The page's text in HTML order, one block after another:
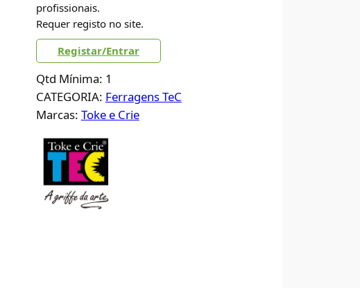
profissionais.
Requer registo no site.
Registar/Entrar
Qtd Mínima: 1
CATEGORIA: Ferragens TeC
Marcas: Toke e Crie